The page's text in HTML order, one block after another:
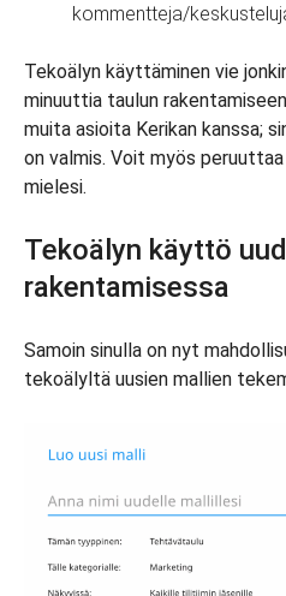
kommentteja/
Tekoälyn käyttäminen vie
minuuttia taulun
muita asioita Kerikan kanssa;
on valmis. Voit myös
mielesi.
Tekoälyn käyttö
rakentamisessa
Samoin sinulla on nyt
tekoälyltä uusien mallien